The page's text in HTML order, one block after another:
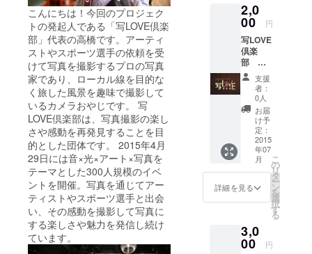
こんにちは！今回のプロジェク
トの発起人である「写LOVE倶楽
部」代表の高橋です。アーティ
ストやスポーツ選手の依頼を受
けて写真を撮影するプロの写真
家であり、ローカル線を目的な
く旅した風景を趣味で撮影して
いるカメラおやじです。 写
LOVE倶楽部は、写真撮影の楽し
さや感動を再発見することを目
的とした団体です。 2015年4月
29日には音×光×アート×写真を
テーマとした300人規模のイベ
ントを開催。写真を通じてアー
ティストやスポーツ選手と出会
い、その感動を撮影して写真に
する楽しさや魅力を発信し続け
ています。
2,0
00 円
写LOVE
倶楽
部 オ
リジナ
ル会員
証＆ス
テッ
カー ※
観戦チ
ケット
や撮影
会は付
いてい
ませ
ん。
支援
者：
0人
お届
け予
定：
2015
年07
月
詳細を見る
こ
の
リ
タ
ー
ン
を
選
択
す
る
3,0
00 円